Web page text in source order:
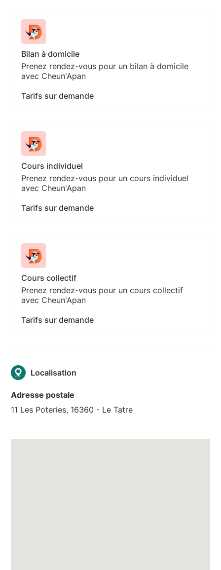
Bilan à domicile
Prenez rendez-vous pour un bilan à domicile
avec Cheun'Apan
Tarifs sur demande
Cours individuel
Prenez rendez-vous pour un cours individuel
avec Cheun'Apan
Tarifs sur demande
Cours collectif
Prenez rendez-vous pour un cours collectif
avec Cheun'Apan
Tarifs sur demande
Localisation
Adresse postale
11 Les Poteries, 16360 - Le Tatre